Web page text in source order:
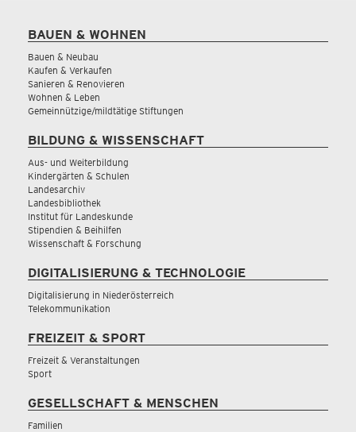
BAUEN & WOHNEN
Bauen & Neubau
Kaufen & Verkaufen
Sanieren & Renovieren
Wohnen & Leben
Gemeinnützige/mildtätige Stiftungen
BILDUNG & WISSENSCHAFT
Aus- und Weiterbildung
Kindergärten & Schulen
Landesarchiv
Landesbibliothek
Institut für Landeskunde
Stipendien & Beihilfen
Wissenschaft & Forschung
DIGITALISIERUNG & TECHNOLOGIE
Digitalisierung in Niederösterreich
Telekommunikation
FREIZEIT & SPORT
Freizeit & Veranstaltungen
Sport
GESELLSCHAFT & MENSCHEN
Familien